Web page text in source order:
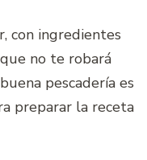
con ingredientes
no te robará
pescadería es
preparar la receta